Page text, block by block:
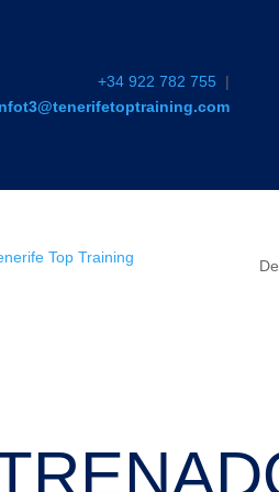
+34 922 782 755
|